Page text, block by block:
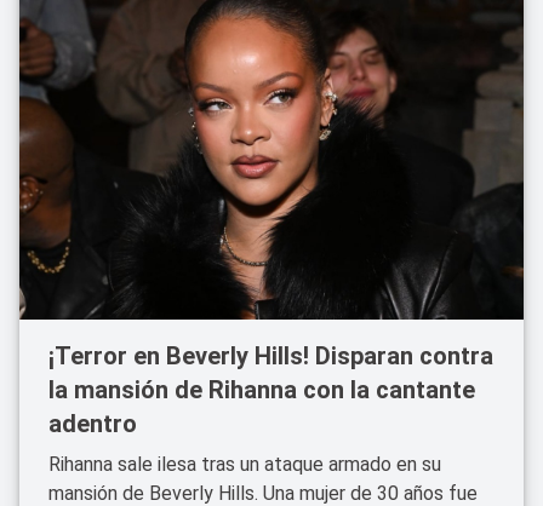
¡Terror en Beverly Hills! Disparan contra
la mansión de Rihanna con la cantante
adentro
Rihanna sale ilesa tras un ataque armado en su
mansión de Beverly Hills. Una mujer de 30 años fue